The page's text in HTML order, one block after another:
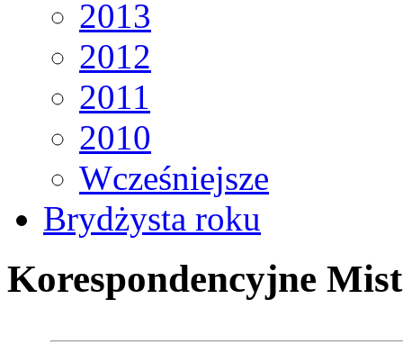
2013
2012
2011
2010
Wcześniejsze
Brydżysta roku
Korespondencyjne